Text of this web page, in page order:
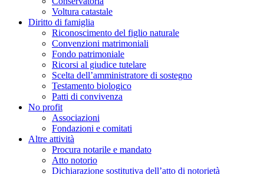
Voltura catastale
Diritto di famiglia
Riconoscimento del figlio naturale
Convenzioni matrimoniali
Fondo patrimoniale
Ricorsi al giudice tutelare
Scelta dell’amministratore di sostegno
Testamento biologico
Patti di convivenza
No profit
Associazioni
Fondazioni e comitati
Altre attività
Procura notarile e mandato
Atto notorio
Dichiarazione sostitutiva dell’atto di notorietà